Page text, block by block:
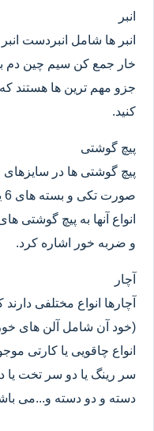
انبر
انبر ها شامل انبردست
خار جمع کن سیم چین دم
جزو مهم ترین ها هستند که
کنید.
پیچ گوشتی
پیچ گوشتی ها در
انواع آنها به پیچ گوشتی
و ضربه خور اشاره کرد.
آچار
آچارها انواع مختلفی
انواع چاقویی یا کارتی
سر رینگ یا دو سر تخت یا
دسته و دو دسته و...می